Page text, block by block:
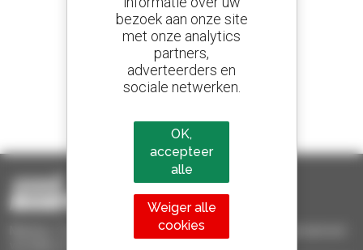
800 dealers
Manitou wereldwijd
Verkocht in de wereld is een manitou
Manitou Tweedehands - Tweedehands behandelingsmaterieel :
bezoek aan onze site
met onze analytics
partners,
adverteerders en
sociale netwerken.
OK,
accepteer
alle
Weiger alle
cookies